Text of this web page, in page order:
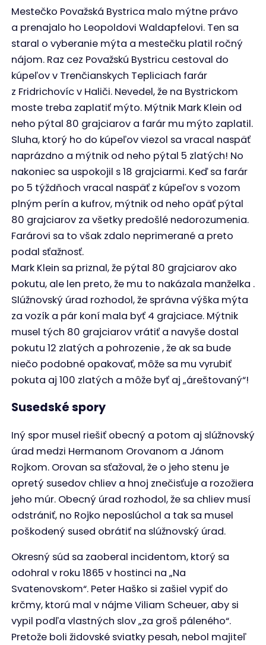
Mestečko Považská Bystrica malo mýtne právo
a prenajalo ho Leopoldovi Waldapfelovi. Ten sa
staral o vyberanie mýta a mestečku platil ročný
nájom. Raz cez Považskú Bystricu cestoval do
kúpeľov v Trenčianskych Tepliciach farár
z Fridrichovíc v Haliči. Nevedel, že na Bystrickom
moste treba zaplatiť mýto. Mýtnik Mark Klein od
neho pýtal 80 grajciarov a farár mu mýto zaplatil.
Sluha, ktorý ho do kúpeľov viezol sa vracal naspäť
naprázdno a mýtnik od neho pýtal 5 zlatých! No
nakoniec sa uspokojil s 18 grajciarmi. Keď sa farár
po 5 týždňoch vracal naspäť z kúpeľov s vozom
plným perín a kufrov, mýtnik od neho opäť pýtal
80 grajciarov za všetky predošlé nedorozumenia.
Farárovi sa to však zdalo neprimerané a preto
podal sťažnosť.
Mark Klein sa priznal, že pýtal 80 grajciarov ako
pokutu, ale len preto, že mu to nakázala manželka .
Slúžnovský úrad rozhodol, že správna výška mýta
za vozík a pár koní mala byť 4 grajciace. Mýtnik
musel tých 80 grajciarov vrátiť a navyše dostal
pokutu 12 zlatých a pohrozenie , že ak sa bude
niečo podobné opakovať, môže sa mu vyrubiť
pokuta aj 100 zlatých a môže byť aj „áreštovaný“!
Susedské spory
Iný spor musel riešiť obecný a potom aj slúžnovský
úrad medzi Hermanom Orovanom a Jánom
Rojkom. Orovan sa sťažoval, že o jeho stenu je
opretý susedov chliev a hnoj znečisťuje a rozožiera
jeho múr. Obecný úrad rozhodol, že sa chliev musí
odstrániť, no Rojko neposlúchol a tak sa musel
poškodený sused obrátiť na slúžnovský úrad.
Okresný súd sa zaoberal incidentom, ktorý sa
odohral v roku 1865 v hostinci na „Na
Svatenovskom“. Peter Haško si zašiel vypiť do
krčmy, ktorú mal v nájme Viliam Scheuer, aby si
vypil podľa vlastných slov „za groš páleného“.
Pretože boli židovské sviatky pesah, nebol majiteľ